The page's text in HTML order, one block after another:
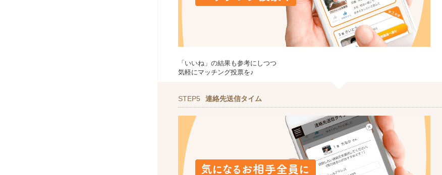
「いいね」の結果も参考にしつつ
気軽にマッチング投票を♪
STEP5 連絡先送信タイム